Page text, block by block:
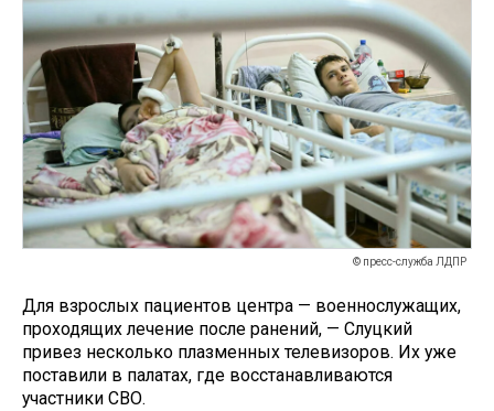
© пресс-служба ЛДПР
Для взрослых пациентов центра — военнослужащих,
проходящих лечение после ранений, — Слуцкий
привез несколько плазменных телевизоров. Их уже
поставили в палатах, где восстанавливаются
участники СВО.